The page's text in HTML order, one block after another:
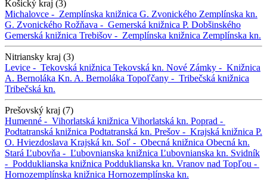
Košický kraj (3)
Michalovce - Zemplínska knižnica G. Zvonického Zemplínska kn.
G. Zvonického Rožňava - Gemerská knižnica P. Dobšinského
Gemerská knižnica Trebišov - Zemplínska knižnica Zemplínska kn.
Nitriansky kraj (3)
Levice - Tekovská knižnica Tekovská kn. Nové Zámky - Knižnica
A. Bernoláka Kn. A. Bernoláka Topoľčany - Tribečská knižnica
Tribečská kn.
Prešovský kraj (7)
Humenné - Vihorlatská knižnica Vihorlatská kn. Poprad -
Podtatranská knižnica Podtatranská kn. Prešov - Krajská knižnica P.
O. Hviezdoslava Krajská kn. Soľ - Obecná knižnica Obecná kn.
Stará Ľubovňa - Ľubovnianska knižnica Ľubovnianska kn. Svidník
- Podduklianska knižnica Podduklianska kn. Vranov nad Topľou -
Hornozemplínska knižnica Hornozemplínska kn.